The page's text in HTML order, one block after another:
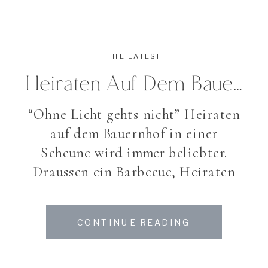
“Ohne Licht gehts nicht” Heiraten
auf dem Bauernhof in einer
Scheune wird immer beliebter.
Draussen ein Barbecue, Heiraten
vis ein paar Kühe die neugierig
über den Zaun schauen. Und
Heiraten Auf Dem Bauernhof
THE LATEST
CONTINUE READING